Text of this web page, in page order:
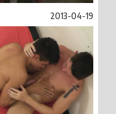
2013-04-19